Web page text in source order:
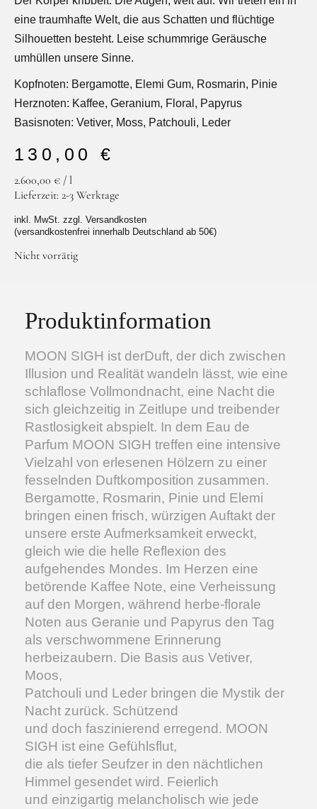
FacebookInstagram
eine traumhafte Welt, die aus Schatten und flüchtige
Silhouetten besteht. Leise schummrige Geräusche
umhüllen unsere Sinne.
Kopfnoten: Bergamotte, Elemi Gum, Rosmarin, Pinie
Herznoten: Kaffee, Geranium, Floral, Papyrus
Basisnoten: Vetiver, Moss, Patchouli, Leder
130,00 €
2.600,00 € / l
Lieferzeit: 2-3 Werktage
inkl. MwSt. zzgl. Versandkosten
(versandkostenfrei innerhalb Deutschland ab 50€)
Nicht vorrätig
Produktinformation
MOON SIGH ist derDuft, der dich zwischen
Illusion und Realität wandeln lässt, wie eine
schlaflose Vollmondnacht, eine Nacht die
sich gleichzeitig in Zeitlupe und treibender
Rastlosigkeit abspielt. In dem Eau de
Parfum MOON SIGH treffen eine intensive
Vielzahl von erlesenen Hölzern zu einer
fesselnden Duftkomposition zusammen.
Bergamotte, Rosmarin, Pinie und Elemi
bringen einen frisch, würzigen Auftakt der
unsere erste Aufmerksamkeit erweckt,
gleich wie die helle Reflexion des
aufgehendes Mondes. Im Herzen eine
betörende Kaffee Note, eine Verheissung
auf den Morgen, während herbe-florale
Noten aus Geranie und Papyrus den Tag
als verschwommene Erinnerung
herbeizaubern. Die Basis aus Vetiver,
Moos,
Patchouli und Leder bringen die Mystik der
Nacht zurück. Schützend
und doch faszinierend erregend. MOON
SIGH ist eine Gefühlsflut,
die als tiefer Seufzer in den nächtlichen
Himmel gesendet wird. Feierlich
und einzigartig melancholisch wie jede